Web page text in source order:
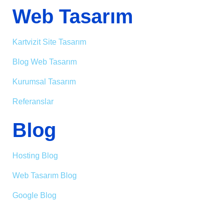
Web Tasarım
Kartvizit Site Tasarım
Blog Web Tasarım
Kurumsal Tasarım
Referanslar
Blog
Hosting Blog
Web Tasarım Blog
Google Blog